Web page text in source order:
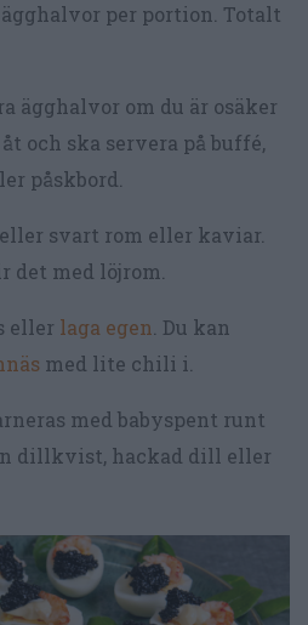
per portion. Totalt
ägghalvor om du är osäker
och ska servera på buffé,
påskbord.
svart rom eller kaviar.
det med löjrom.
eller laga egen. Du kan
med lite chili i.
med babyspent runt
dillkvist, hackad dill eller